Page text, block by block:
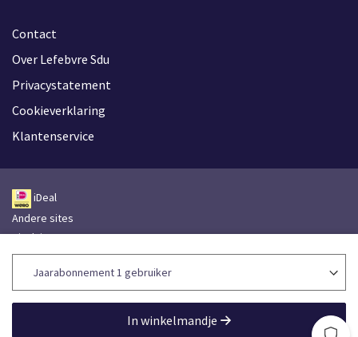
In winkelmandje
Contact
Over Lefebvre Sdu
Privacystatement
Cookieverklaring
Klantenservice
iDeal
Andere sites
Disclaimer
Leveringsvoorwaarden
Toegankelijkheidsverklaring
Lefebvre Group